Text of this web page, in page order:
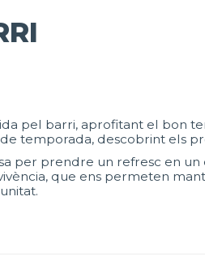
pel barri, aprofitant el bon
temporada, descobrint els
per prendre un refresc en
que ens permeten